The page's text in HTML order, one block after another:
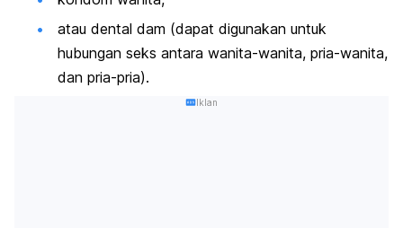
atau dental dam (dapat digunakan untuk
hubungan seks antara wanita-wanita, pria-wanita,
dan pria-pria).
Iklan